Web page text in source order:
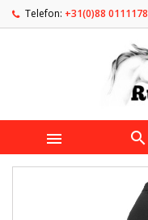
Telefon: +31(0)88 0111178
 